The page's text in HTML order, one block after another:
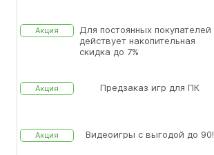
Акция
Для постоянных покупателей
действует накопительная
скидка до 7%
Акция Предзаказ игр для ПК
Акция Видеоигры с выгодой до 90!